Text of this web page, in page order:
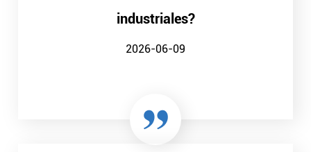
industriales?
2026-06-09